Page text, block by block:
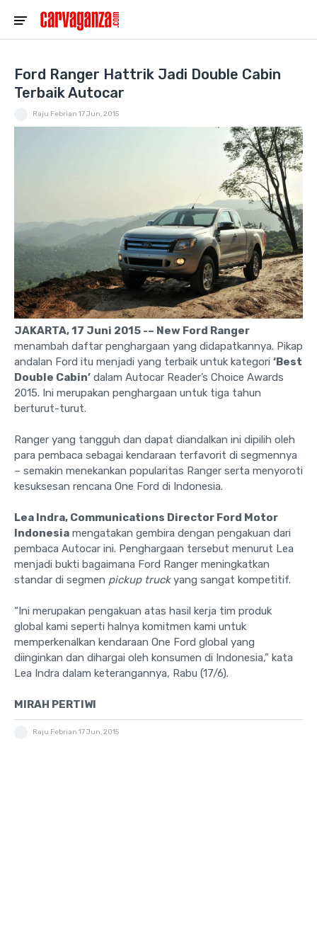
Ford Ranger Hattrik Jadi Double Cabin
Terbaik Autocar
Raju Febrian 17 Jun, 2015
JAKARTA, 17 Juni 2015 -– New Ford Ranger
menambah daftar penghargaan yang didapatkannya. Pikap
andalan Ford itu menjadi yang terbaik untuk kategori ‘Best
Double Cabin’ dalam Autocar Reader’s Choice Awards
2015. Ini merupakan penghargaan untuk tiga tahun
berturut-turut.
Ranger yang tangguh dan dapat diandalkan ini dipilih oleh
para pembaca sebagai kendaraan terfavorit di segmennya
– semakin menekankan popularitas Ranger serta menyoroti
kesuksesan rencana One Ford di Indonesia.
Lea Indra, Communications Director Ford Motor
Indonesia mengatakan gembira dengan pengakuan dari
pembaca Autocar ini. Penghargaan tersebut menurut Lea
menjadi bukti bagaimana Ford Ranger meningkatkan
standar di segmen pickup truckyang sangat kompetitif.
“Ini merupakan pengakuan atas hasil kerja tim produk
global kami seperti halnya komitmen kami untuk
memperkenalkan kendaraan One Ford global yang
diinginkan dan dihargai oleh konsumen di Indonesia,” kata
Lea Indra dalam keterangannya, Rabu (17/6).
MIRAH PERTIWI
Raju Febrian 17 Jun, 2015